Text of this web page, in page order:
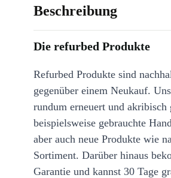
Beschreibung
Die refurbed Produkte
Refurbed Produkte sind
gegenüber einem Neukauf.
rundum erneuert und akribisch
beispielsweise gebrauchte
aber auch neue Produkte wie
Sortiment. Darüber hinaus
Garantie und kannst 30 Tage